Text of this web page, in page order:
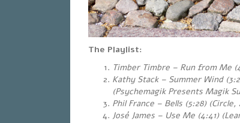
The Playlist:
Timber Timbre – Run from Me
Kathy Stack – Summer Wind
(Psychemagik Presents Magik
Phil France – Bells (5:28) (Circle,
José James – Use Me (4:41)